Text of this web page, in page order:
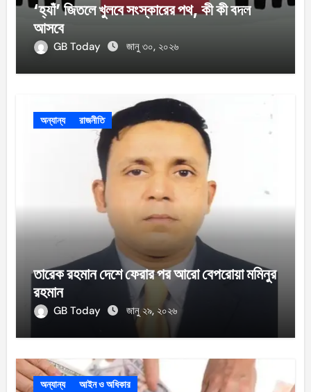
‘হ্যাঁ’ জিতলে খুলবে সংস্কারের পথ, কী কী বদল
আসবে
GB Today জানু ৩০, ২০২৬
অন্যান্য রাজনীতি
তারেক রহমান দেশে ফেরার পর আরো বেপরোয়া মমিনুর
রহমান
GB Today জানু ২৯, ২০২৬
অন্যান্য আইন ও অধিকার